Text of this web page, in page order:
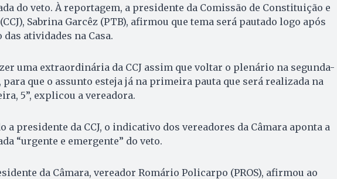
do veto. À reportagem, a presidente da Comissão de Constituição e
Sabrina Garcêz (PTB), afirmou que tema será pautado logo após
atividades na Casa.
uma extraordinária da CCJ assim que voltar o plenário na segunda-
para que o assunto esteja já na primeira pauta que será realizada na
5”, explicou a vereadora.
a presidente da CCJ, o indicativo dos vereadores da Câmara aponta a
“urgente e emergente” do veto.
da Câmara, vereador Romário Policarpo (PROS), afirmou ao